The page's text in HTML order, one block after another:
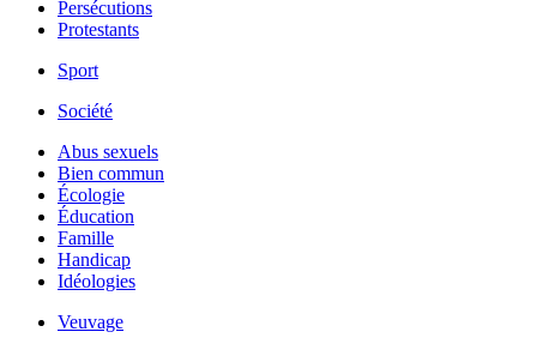
Persécutions
Protestants
Sport
Société
Abus sexuels
Bien commun
Écologie
Éducation
Famille
Handicap
Idéologies
Veuvage